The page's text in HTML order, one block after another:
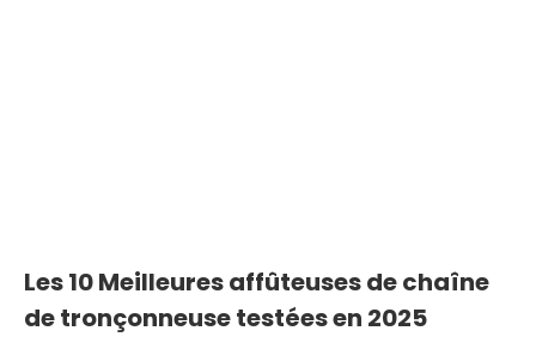
Les 10 Meilleures affûteuses de chaîne
de tronçonneuse testées en 2025